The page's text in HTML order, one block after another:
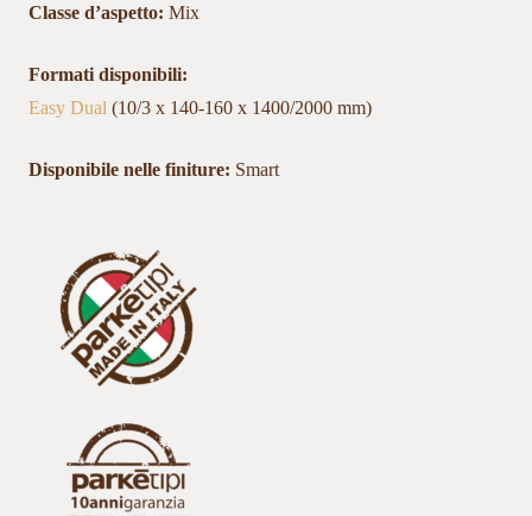
Classe d’aspetto: Mix
Formati disponibili:
Easy Dual (10/3 x 140-160 x 1400/2000 mm)
Disponibile nelle finiture: Smart